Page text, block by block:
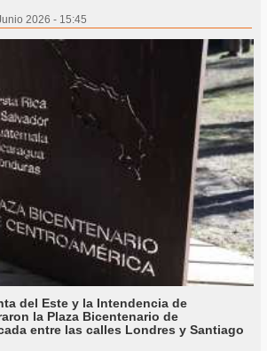
2026 - 15:45
del Este y la Intendencia de
la Plaza Bicentenario de
entre las calles Londres y Santiago